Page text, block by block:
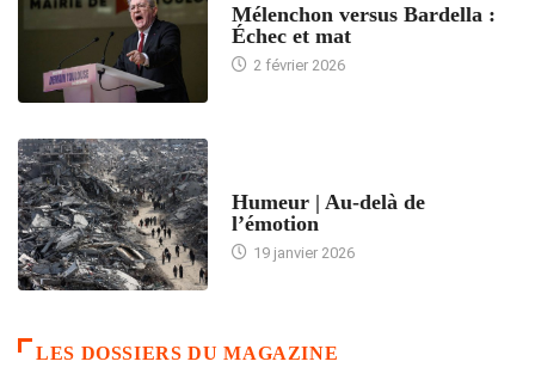
Mélenchon versus Bardella :
Échec et mat
2 février 2026
Humeur | Au-delà de
l’émotion
19 janvier 2026
LES DOSSIERS DU MAGAZINE